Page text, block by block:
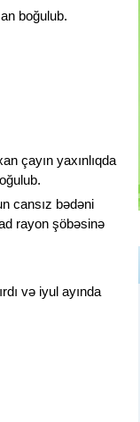
boğulub.
çayın yaxınlıqda
cansız bədəni
rayon şöbəsinə
və iyul ayında